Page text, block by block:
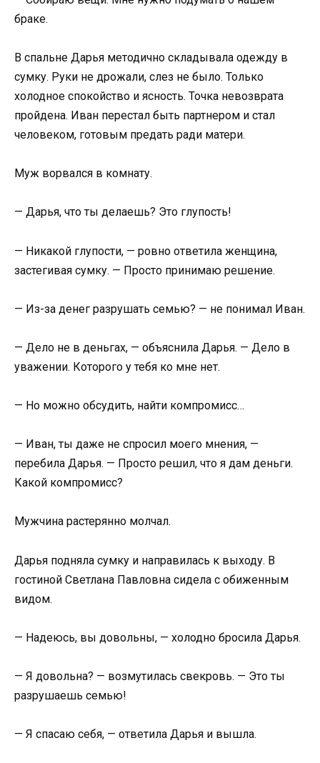
браке.
В спальне Дарья методично складывала одежду в
сумку. Руки не дрожали, слез не было. Только
холодное спокойство и ясность. Точка невозврата
пройдена. Иван перестал быть партнером и стал
человеком, готовым предать ради матери.
Муж ворвался в комнату.
— Дарья, что ты делаешь? Это глупость!
— Никакой глупости, — ровно ответила женщина,
застегивая сумку. — Просто принимаю решение.
— Из-за денег разрушать семью? — не понимал Иван.
— Дело не в деньгах, — объяснила Дарья. — Дело в
уважении. Которого у тебя ко мне нет.
— Но можно обсудить, найти компромисс…
— Иван, ты даже не спросил моего мнения, —
перебила Дарья. — Просто решил, что я дам деньги.
Какой компромисс?
Мужчина растерянно молчал.
Дарья подняла сумку и направилась к выходу. В
гостиной Светлана Павловна сидела с обиженным
видом.
— Надеюсь, вы довольны, — холодно бросила Дарья.
— Я довольна? — возмутилась свекровь. — Это ты
разрушаешь семью!
— Я спасаю себя, — ответила Дарья и вышла.